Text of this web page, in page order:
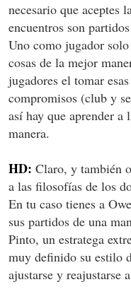
necesario que aceptes
encuentros son
Uno como jugador
cosas de la mejor
jugadores el tomar
compromisos (club y
así hay que aprender
manera.
HD: Claro, y también
a las filosofías de los
En tu caso tienes a
sus partidos de una
Pinto, un estratega
muy definido su estilo
ajustarse y reajustarse